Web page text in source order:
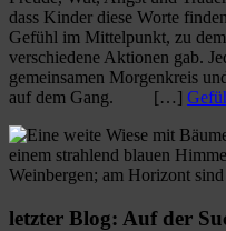
dass Kinder diese Worte
Gefühl im Mittelpunkt, zu
verschiedene Aktionen gab.
gemeinsamen Morgenkreis
auf dem Gang. […]
letzter Blog: Auf der